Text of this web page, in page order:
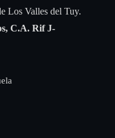
Los Valles del Tuy.
C.A. Rif J-